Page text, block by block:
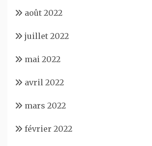
août 2022
juillet 2022
mai 2022
avril 2022
mars 2022
février 2022